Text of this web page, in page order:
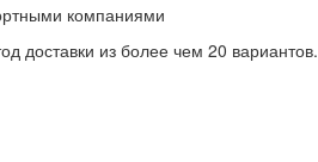
компаниями
доставки из более чем 20 вариантов.